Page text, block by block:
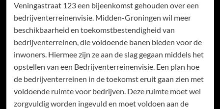
Veningastraat 123 een bijeenkomst gehouden over een
bedrijventerreinenvisie. Midden-Groningen wil meer
beschikbaarheid en toekomstbestendigheid van
bedrijventerreinen, die voldoende banen bieden voor de
inwoners. Hiermee zijn ze aan de slag gegaan middels het
opstellen van een Bedrijventerreinenvisie. Een plan hoe
de bedrijventerreinen in de toekomst eruit gaan zien met
voldoende ruimte voor bedrijven. Deze ruimte moet wel
zorgvuldig worden ingevuld en moet voldoen aan de